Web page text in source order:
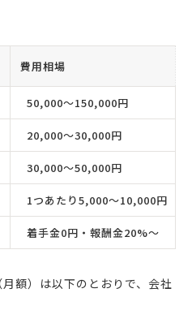
費用相場
50,000〜150,000円
20,000〜30,000円
30,000〜50,000円
1つあたり5,000〜10,000円
着手金0円・報酬金20%〜
額）は以下のとおりで、会社